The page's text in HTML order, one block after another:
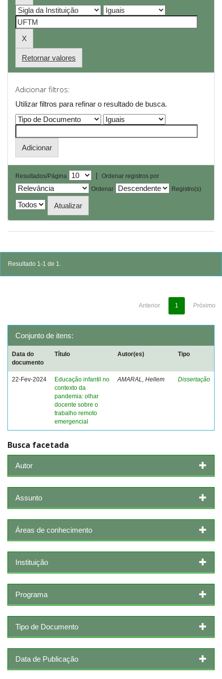
Retornar valores
Adicionar filtros:
Utilizar filtros para refinar o resultado de busca.
Resultados/Página |
Ordenar registros por
Ordenar
Registro(s)
Resultado 1-1 de 1.
Anterior 1 Próximo
Conjunto de itens:
Data do
documento
Título Autor(es) Tipo
22-Fev-2024
Educação infantil no
contexto da
pandemia: olhar
docente sobre o
trabalho remoto
emergencial
AMARAL, Hellem Dissertação
Busca facetada
Autor
Assunto
Áreas de conhecimento
Instituição
Programa
Tipo de Documento
Data de Publicação